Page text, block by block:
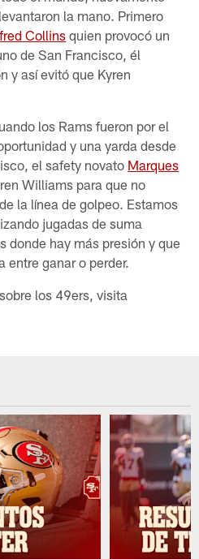
la mano. Primero
Collins quien provocó un
de San Francisco, él
y así evitó que Kyren
los Rams fueron por el
y una yarda desde
el safety novato Marques
Williams para que no
la línea de golpeo. Estamos
jugadas de suma
donde hay más presión y que
entre ganar o perder.
los 49ers, visita